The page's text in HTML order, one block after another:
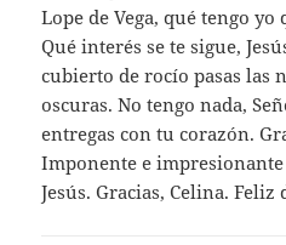
Lope de Vega, qué tengo
Qué interés se te sigue,
cubierto de rocío pasas las
oscuras. No tengo nada,
entregas con tu corazón.
Imponente e
Jesús. Gracias, Celina.